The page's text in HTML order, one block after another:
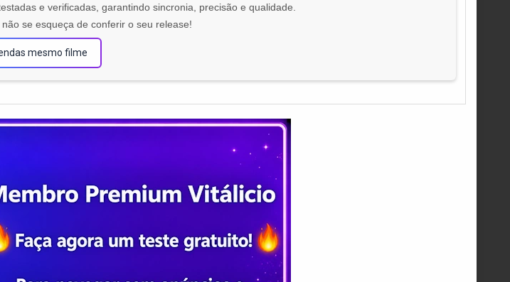
e verificadas, garantindo sincronia, precisão e qualidade.
se esqueça de conferir o seu release!
mesmo filme